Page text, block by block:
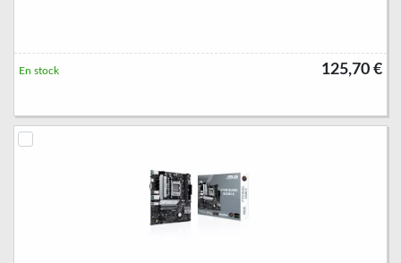
125,70 €
En stock